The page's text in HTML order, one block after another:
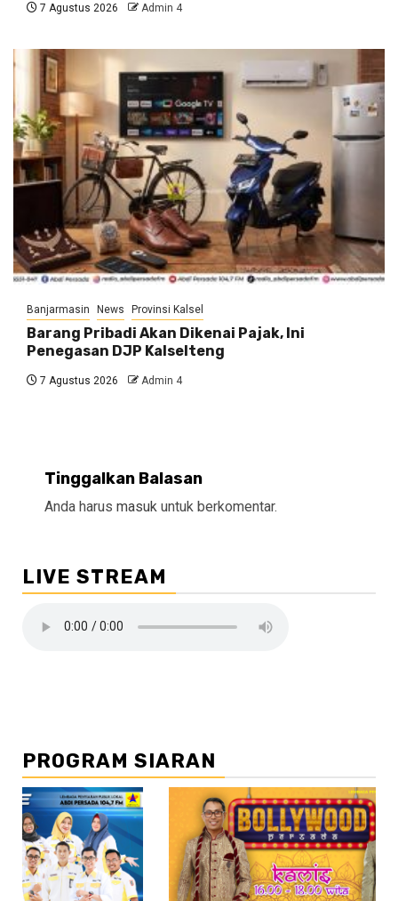
7 Agustus 2026 Admin 4
Banjarmasin News Provinsi Kalsel
Barang Pribadi Akan Dikenai Pajak, Ini
Penegasan DJP Kalselteng
7 Agustus 2026 Admin 4
Tinggalkan Balasan
Anda harus masuk untuk berkomentar.
LIVE STREAM
PROGRAM SIARAN
//2 //3